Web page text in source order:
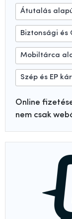
Átutalás
Biztonsági és
Mobiltárca
Szép és EP
Online
nem csak